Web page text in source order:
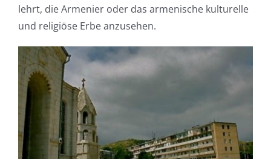
lehrt, die Armenier oder das armenische kulturelle
und religiöse Erbe anzusehen.